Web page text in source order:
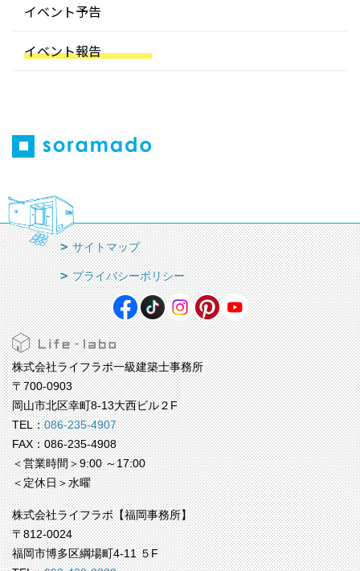
イベント予告
イベント報告
サイトマップ
プライバシーポリシー
株式会社ライフラボ一級建築士事務所
〒700-0903
岡山市北区幸町8-13大西ビル２F
TEL：086-235-4907
FAX：086-235-4908
＜営業時間＞9:00 ～17:00
＜定休日＞水曜
株式会社ライフラボ【福岡事務所】
〒812-0024
福岡市博多区綱場町4-11 ５F